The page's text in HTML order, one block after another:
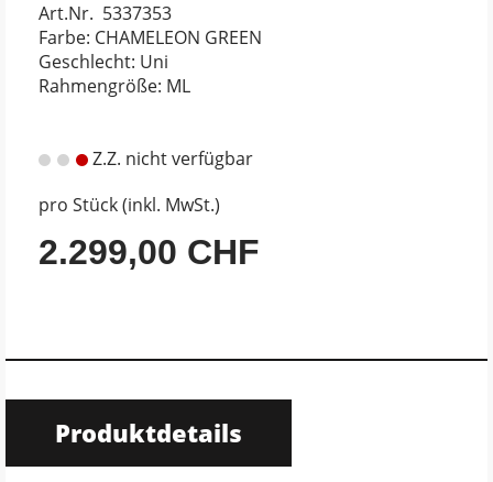
Art.Nr. 5337353
Farbe: CHAMELEON GREEN
Geschlecht: Uni
Rahmengröße: ML
Z.Z. nicht verfügbar
pro Stück (inkl. MwSt.)
2.299,00 CHF
Produktdetails